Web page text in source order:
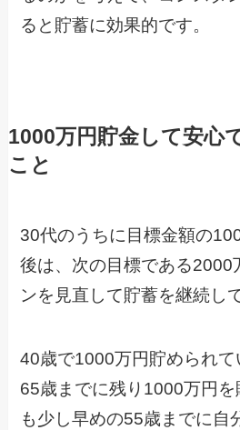
ると貯蓄に効果的です。
1000万円貯金して安心
こと
30代のうちに目標金額の
後は、次の目標である2000
ンを見直して貯蓄を継続し
40歳で1000万円貯められて
65歳までに残り1000万円
も少し早めの55歳までに自